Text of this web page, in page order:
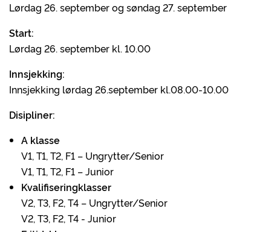
Lørdag 26. september og søndag 27. september
Start:
Lørdag 26. september kl. 10.00
Innsjekking:
Innsjekking lørdag 26.september kl.08.00-10.00
Disipliner:
A klasse
V1, T1, T2, F1 – Ungrytter/Senior
V1, T1, T2, F1 – Junior
Kvalifiseringklasser
V2, T3, F2, T4 – Ungrytter/Senior
V2, T3, F2, T4 - Junior